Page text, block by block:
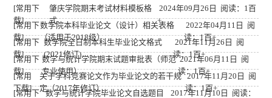
[常用下
载]
肇庆学院期末考试材料模板格
式
2024年09月26日 阅读：1百
+
[常用下
载]
数学院本科毕业论文（设计）相关表格
（适用于2018级）
2022年04月11日 阅
读：1百+
[常用下
载]
数学院全日制本科生毕业论文格式
(2021修订)
2021年11月26日 阅
读：1百+
[常用下
载]
数学与统计学院期末试题审批表（师范
专业使用）
2021年06月11日 阅
读：1百+
[常用
下载]
关于学科竞赛论文作为毕业论文的若干规
定（2017年修订）
2017年11月20日 阅
读：1百+
[常用下
数学与统计学院毕业论文自选题目
2017年11月10日 阅读：